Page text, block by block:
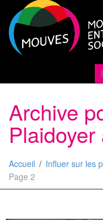
Archive
Accueil Influer sur les
Page 2